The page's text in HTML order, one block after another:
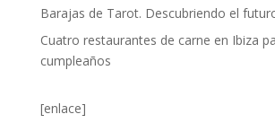
Barajas de Tarot. Descubriendo el
Cuatro restaurantes de carne en Ibiza
cumpleaños
[enlace]